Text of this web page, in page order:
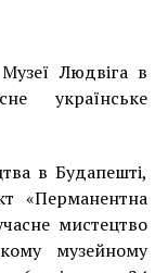
Людвіга в
українське
в Будапешті,
«Перманентна
мистецтво
музейному